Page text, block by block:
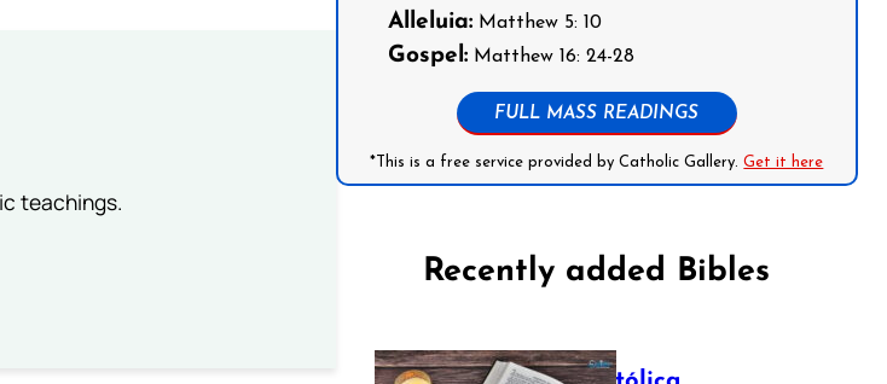
teachings.
Alleluia:Matthew 5: 10
Gospel:Matthew 16: 24-28
FULL MASS READINGS
*This is a free service provided by Catholic Gallery.Get it here
Recently added Bibles